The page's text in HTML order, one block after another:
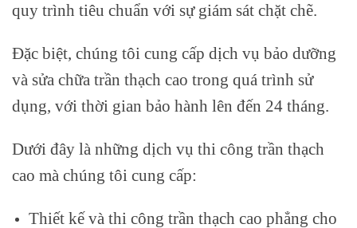
quy trình tiêu chuẩn với sự giám sát chặt chẽ.
Đặc biệt, chúng tôi cung cấp dịch vụ bảo dưỡng
và sửa chữa trần thạch cao trong quá trình sử
dụng, với thời gian bảo hành lên đến 24 tháng.
Dưới đây là những dịch vụ thi công trần thạch
cao mà chúng tôi cung cấp:
Thiết kế và thi công trần thạch cao phẳng cho